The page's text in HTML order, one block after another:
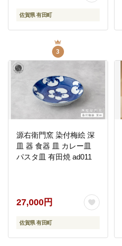
佐賀県 有田町
3
源右衛門窯 染付梅絵 深
皿 器 食器 皿 カレー皿
パスタ皿 有田焼 ad011
27,000円
佐賀県 有田町